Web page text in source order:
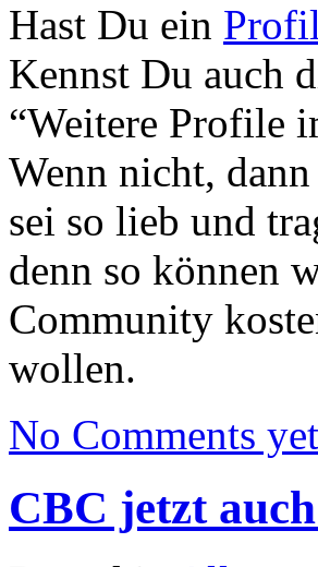
Hast Du ein
Kennst Du auch
“Weitere Profile
Wenn nicht,
sei so lieb und
denn so können
Community
wollen.
No Comments
CBC jetzt